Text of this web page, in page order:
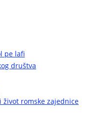
pe lafi
društva
život romske zajednice